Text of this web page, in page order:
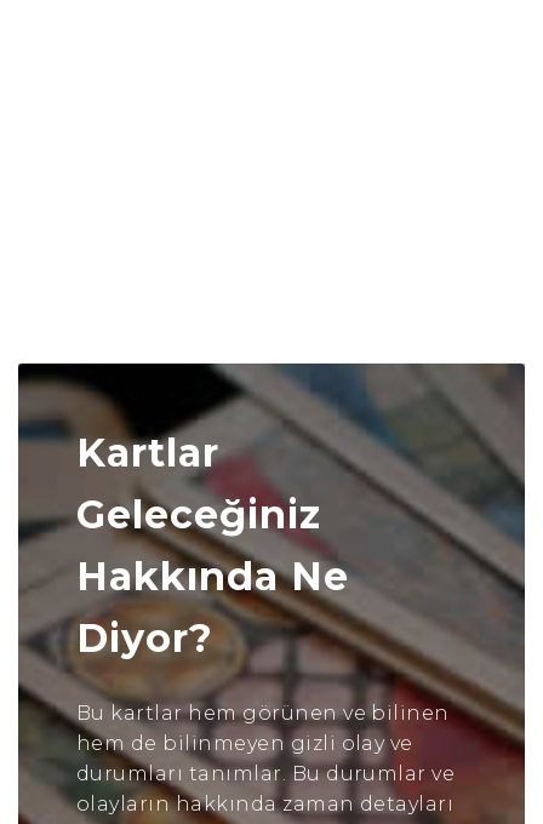
Kartlar
Geleceğiniz
Hakkında Ne
Diyor?
Bu kartlar hem görünen ve bilinen
hem de bilinmeyen gizli olay ve
durumları tanımlar. Bu durumlar ve
olayların hakkında zaman detayları